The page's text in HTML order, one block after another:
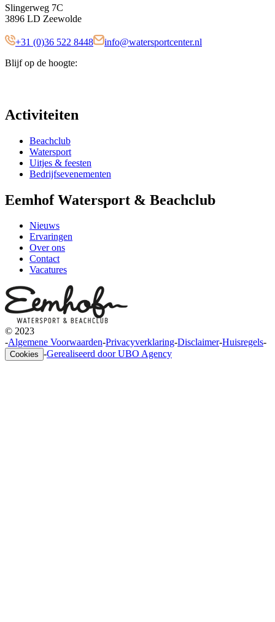
Slingerweg 7C
3896 LD Zeewolde
+31 (0)36 522 8448
info@watersportcenter.nl
Blijf op de hoogte:
Activiteiten
Beachclub
Watersport
Uitjes & feesten
Bedrijfsevenementen
Eemhof Watersport & Beachclub
Nieuws
Ervaringen
Over ons
Contact
Vacatures
© 2023
-Algemene Voorwaarden-Privacyverklaring-Disclaimer-Huisregels-
Cookies -Gerealiseerd door UBO Agency